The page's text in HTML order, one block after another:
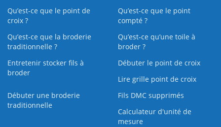
Qu’est-ce que le point de
croix ?
Qu’est-ce que le point
compté ?
Qu’est-ce que la broderie
traditionnelle ?
Qu’est‑ce qu’une toile à
broder ?
Entretenir stocker fils à
broder
Débuter le point de croix
Lire grille point de croix
Débuter une broderie
traditionnelle
Fils DMC supprimés
Calculateur d'unité de
mesure